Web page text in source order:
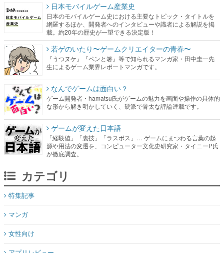
日本モバイルゲーム産業史
日本のモバイルゲーム史における主要なトピック・タイトルを
網羅するほか、開発者へのインタビューや識者による解説を掲
載。約20年の歴史が一望できる決定版！
若ゲのいたり〜ゲームクリエイターの青春〜
『うつヌケ』『ペンと箸』等で知られるマンガ家・田中圭一先
生によるゲーム業界レポートマンガです。
なんでゲームは面白い？
ゲーム開発者・hamatsu氏がゲームの魅力を画面や操作の具体的
な形から解き明かしていく、硬派で骨太な評論連載です。
ゲームが変えた日本語
「経験値」「裏技」「ラスボス」… ゲームにまつわる言葉の起
源や用法の変遷を、コンピューター文化史研究家・タイニーP氏
が徹底調査。
カテゴリ
特集記事
マンガ
女性向け